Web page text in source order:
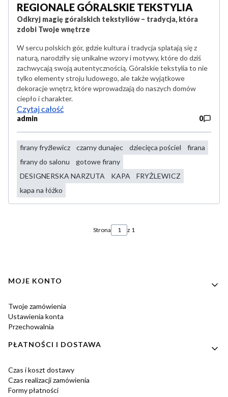
REGIONALE GÓRALSKIE TEKSTYLIA
Odkryj magię góralskich tekstyliów – tradycja, która
zdobi Twoje wnętrze
W sercu polskich gór, gdzie kultura i tradycja splatają się z
naturą, narodziły się unikalne wzory i motywy, które do dziś
zachwycają swoją autentycznością.Góralskie tekstylia to nie
tylko elementy stroju ludowego, ale także wyjątkowe
dekoracje wnętrz, które wprowadzają do naszych domów
ciepło i charakter.
Czytaj całość
admin 0
firany fryźlewicz czarny dunajec dziecięca pościel
firana
firany do salonu
gotowe firany
DESIGNERSKA NARZUTA
KAPA
FRYŻLEWICZ
kapa na łóżko
Strona z 1
Linki w stopce
MOJE KONTO
Twoje zamówienia
Ustawienia konta
Przechowalnia
PŁATNOŚCI I DOSTAWA
Czas i koszt dostawy
Czas realizacji zamówienia
Formy płatności